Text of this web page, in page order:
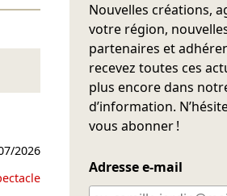
2026
Nouvelles créations,
votre région,
partenaires et
recevez toutes ces
plus encore dans
d’information.
vous abonner !
Adresse e-mail